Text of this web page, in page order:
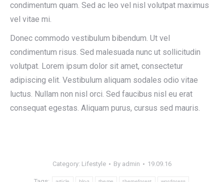
condimentum quam. Sed ac leo vel nisl volutpat maximus
vel vitae mi.
Donec commodo vestibulum bibendum. Ut vel
condimentum risus. Sed malesuada nunc ut sollicitudin
volutpat. Lorem ipsum dolor sit amet, consectetur
adipiscing elit. Vestibulum aliquam sodales odio vitae
luctus. Nullam non nisl orci. Sed faucibus nisl eu erat
consequat egestas. Aliquam purus, cursus sed mauris.
Category: Lifestyle By admin 19.09.16